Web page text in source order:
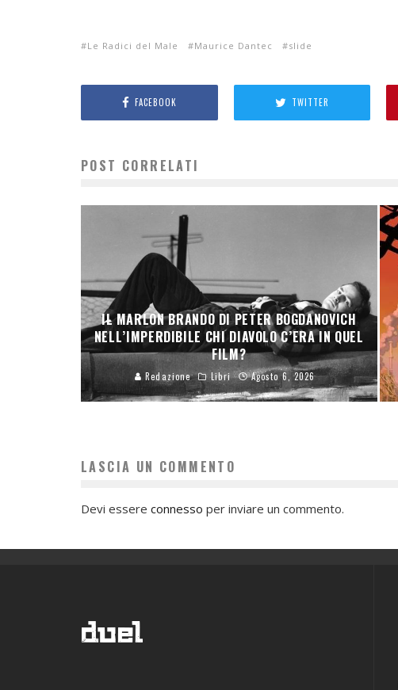
Le Radici del Male Maurice Dantec slide
FACEBOOK TWITTER
POST CORRELATI
IL MARLON BRANDO DI PETER BOGDANOVICH
NELL’IMPERDIBILE CHI DIAVOLO C’ERA IN QUEL
FILM?
Redazione Libri Agosto 6, 2026
LASCIA UN COMMENTO
Devi essere connesso per inviare un commento.